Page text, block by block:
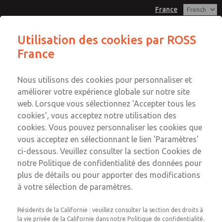
France
Connexion
Inscription
Électrovanne à Clapet en Ligne
[Série 16]
1613C2322W
[Série 16]
[Série 16]
Envoyer cette page par e-mail
Service Clients
+33-(0)1-49-45-65-65
Service technique
+33-(0)1-49-45-65-65
Utilisation des cookies par ROSS
France
Nous utilisons des cookies pour personnaliser et
améliorer votre expérience globale sur notre site
web. Lorsque vous sélectionnez 'Accepter tous les
cookies', vous acceptez notre utilisation des
cookies. Vous pouvez personnaliser les cookies que
vous acceptez en sélectionnant le lien 'Paramètres'
ci-dessous. Veuillez consulter la section Cookies de
notre Politique de confidentialité des données pour
plus de détails ou pour apporter des modifications
à votre sélection de paramètres.
Résidents de la Californie : veuillez consulter la section des droits à
la vie privée de la Californie dans notre Politique de confidentialité.